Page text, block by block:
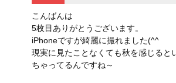
こんばんは
5枚目ありがとうございます。
iPhoneですが綺麗に撮れました(^^
現実に見たことなくても秋を感じると
ちゃってるんですね～